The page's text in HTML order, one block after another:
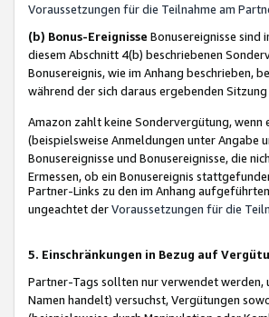
Voraussetzungen für die Teilnahme am
(b) Bonus-Ereignisse Bonusereignisse sind
diesem Abschnitt 4(b) beschriebenen
Bonusereignis, wie im Anhang beschrieben,
während der sich daraus ergebenden
Amazon zahlt keine Sondervergütung, wenn
(beispielsweise Anmeldungen unter
Bonusereignisse und Bonusereignisse, die
Ermessen, ob ein Bonusereignis
Partner-Links zu den im Anhang
ungeachtet derVoraussetzungen für die
5. Einschränkungen in Bezug auf
Partner-Tags sollten nur verwendet
Namen handelt) versuchst, Vergütungen